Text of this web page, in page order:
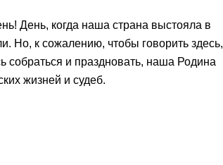
День, когда наша страна выстояла в
Но, к сожалению, чтобы говорить здесь,
собраться и праздновать, наша Родина
жизней и судеб.